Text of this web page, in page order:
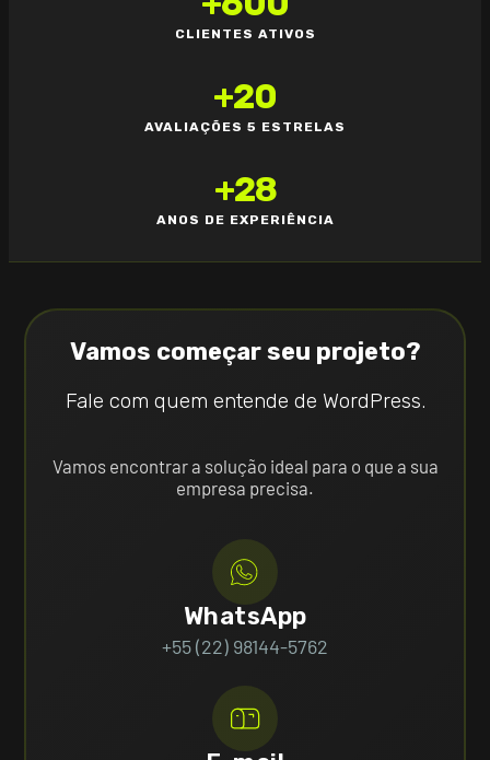
CLIENTES ATIVOS
AVALIAÇÕES 5 ESTRELAS
+20
ANOS DE EXPERIÊNCIA
+28
Vamos começar seu projeto?
Fale com quem entende de WordPress.
Vamos encontrar a solução ideal para o que a sua
empresa precisa.
WhatsApp
+55 (22) 98144-5762